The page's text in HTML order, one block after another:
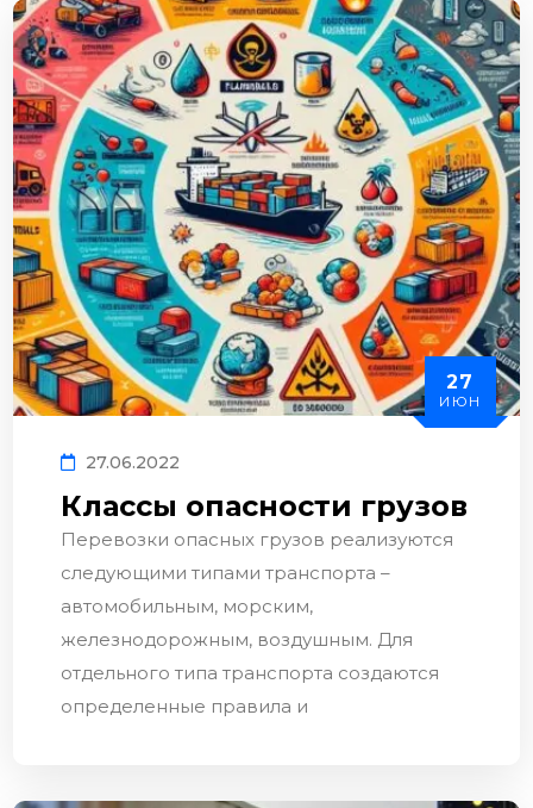
27
ИЮН
27.06.2022
Классы опасности грузов
Перевозки опасных грузов реализуются
следующими типами транспорта –
автомобильным, морским,
железнодорожным, воздушным. Для
отдельного типа транспорта создаются
определенные правила и